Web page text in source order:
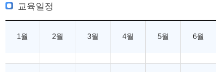
교육일정
1월 2월 3월 4월 5월 6월